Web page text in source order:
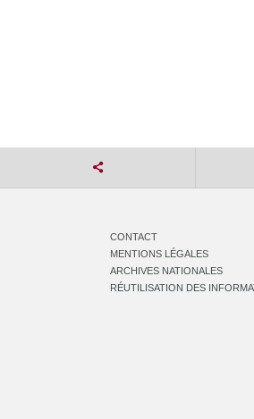
CONTACT
MENTIONS LÉGALES
ARCHIVES NATIONALES
RÉUTILISATION DES